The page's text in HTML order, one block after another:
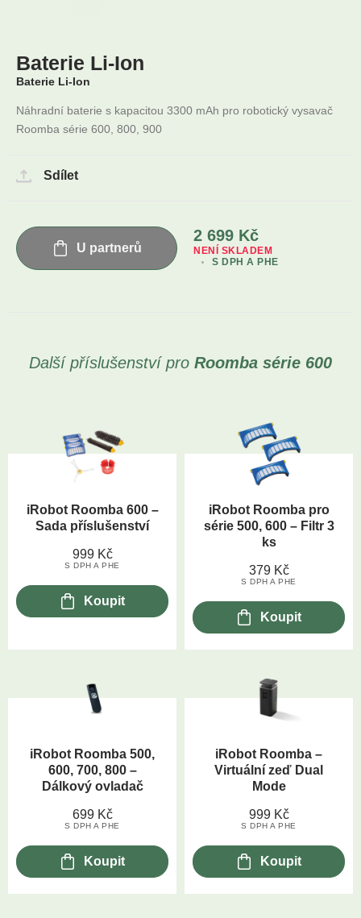
Baterie Li-Ion
Baterie Li-Ion
Náhradní baterie s kapacitou 3300 mAh pro robotický vysavač
Roomba série 600, 800, 900
Sdílet
U partnerů
2 699 Kč
S DPH A PHE
NENÍ SKLADEM
Další příslušenství pro Roomba série 600
iRobot Roomba 600 –
Sada příslušenství
999 Kč
S DPH A PHE
Koupit
iRobot Roomba pro
série 500, 600 – Filtr 3
ks
379 Kč
S DPH A PHE
Koupit
iRobot Roomba 500,
600, 700, 800 –
Dálkový ovladač
699 Kč
S DPH A PHE
Koupit
iRobot Roomba –
Virtuální zeď Dual
Mode
999 Kč
S DPH A PHE
Koupit